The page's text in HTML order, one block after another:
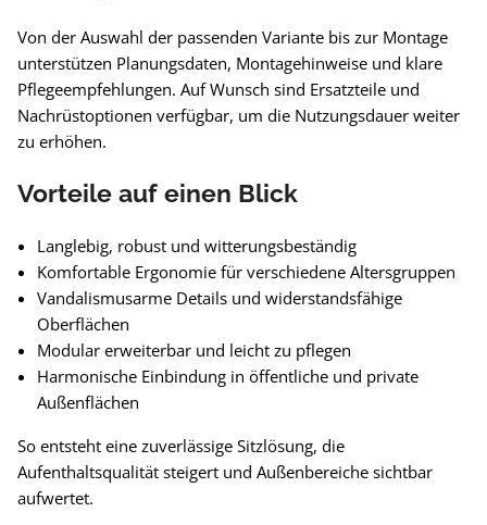
Von der Auswahl der passenden Variante bis zur Montage
unterstützen Planungsdaten, Montagehinweise und klare
Pflegeempfehlungen. Auf Wunsch sind Ersatzteile und
Nachrüstoptionen verfügbar, um die Nutzungsdauer weiter
zu erhöhen.
Vorteile auf einen Blick
Langlebig, robust und witterungsbeständig
Komfortable Ergonomie für verschiedene Altersgruppen
Vandalismusarme Details und widerstandsfähige
Oberflächen
Modular erweiterbar und leicht zu pflegen
Harmonische Einbindung in öffentliche und private
Außenflächen
So entsteht eine zuverlässige Sitzlösung, die
Aufenthaltsqualität steigert und Außenbereiche sichtbar
aufwertet.